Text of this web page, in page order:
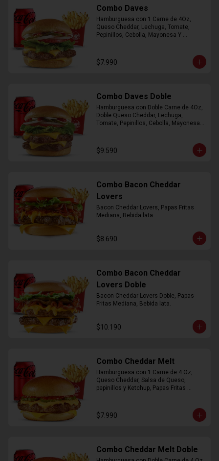
Combo Daves
Hamburguesa con 1 Carne de 4Oz,
Queso Cheddar, Lechuga, Tomate,
Pepinillos, Cebolla, Mayonesa Y
$7.990
Combo Daves Doble
Hamburguesa con Doble Carne de 4Oz,
Doble Queso Cheddar, Lechuga,
Tomate, Pepinillos, Cebolla, Mayonesa y
$9.590
Combo Bacon Cheddar
Lovers
Bacon Cheddar Lovers, Papas Fritas
Mediana, Bebida lata.
$8.690
Combo Bacon Cheddar
Lovers Doble
Bacon Cheddar Lovers Doble, Papas
Fritas Mediana, Bebida lata.
$10.190
Combo Cheddar Melt
Hamburguesa con 1 Carne de 4 Oz,
Queso Cheddar, Salsa de Queso,
pepinillos y Ketchup, Papas Fritas
$7.990
Combo Cheddar Melt Doble